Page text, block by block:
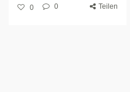
0 0 Teilen